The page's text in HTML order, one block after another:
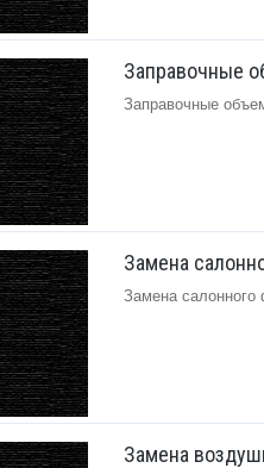
Заправочные
Заправочные
Замена
Замена салонного
Замена